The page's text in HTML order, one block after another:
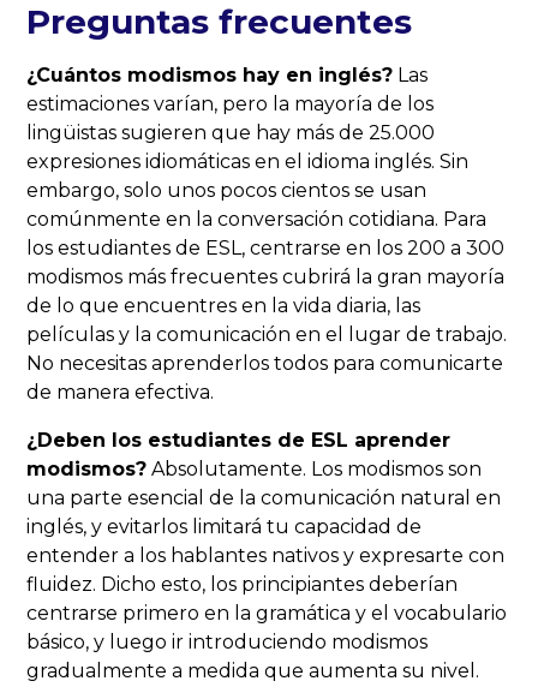
Preguntas frecuentes
¿Cuántos modismos hay en inglés? Las
estimaciones varían, pero la mayoría de los
lingüistas sugieren que hay más de 25.000
expresiones idiomáticas en el idioma inglés. Sin
embargo, solo unos pocos cientos se usan
comúnmente en la conversación cotidiana. Para
los estudiantes de ESL, centrarse en los 200 a 300
modismos más frecuentes cubrirá la gran mayoría
de lo que encuentres en la vida diaria, las
películas y la comunicación en el lugar de trabajo.
No necesitas aprenderlos todos para comunicarte
de manera efectiva.
¿Deben los estudiantes de ESL aprender
modismos? Absolutamente. Los modismos son
una parte esencial de la comunicación natural en
inglés, y evitarlos limitará tu capacidad de
entender a los hablantes nativos y expresarte con
fluidez. Dicho esto, los principiantes deberían
centrarse primero en la gramática y el vocabulario
básico, y luego ir introduciendo modismos
gradualmente a medida que aumenta su nivel.